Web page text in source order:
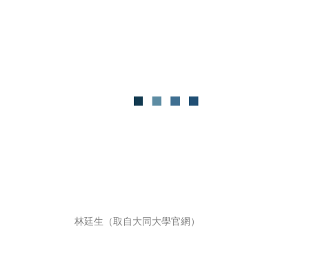
林廷生（取自大同大學官網）